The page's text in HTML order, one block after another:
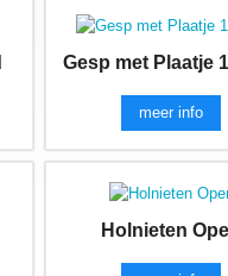
Gesp met Plaatje
meer info
Holnieten